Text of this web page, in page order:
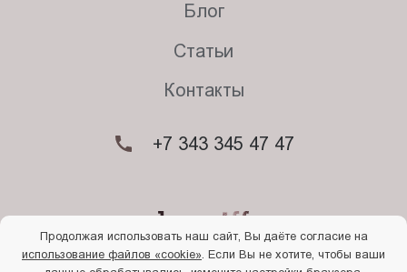
© 2026. Begriff
Блог
Статьи
Контакты
+7 343 345 47 47
Продолжая использовать наш сайт, Вы даёте согласие на
использование файлов «cookie» . Если Вы не хотите, чтобы ваши